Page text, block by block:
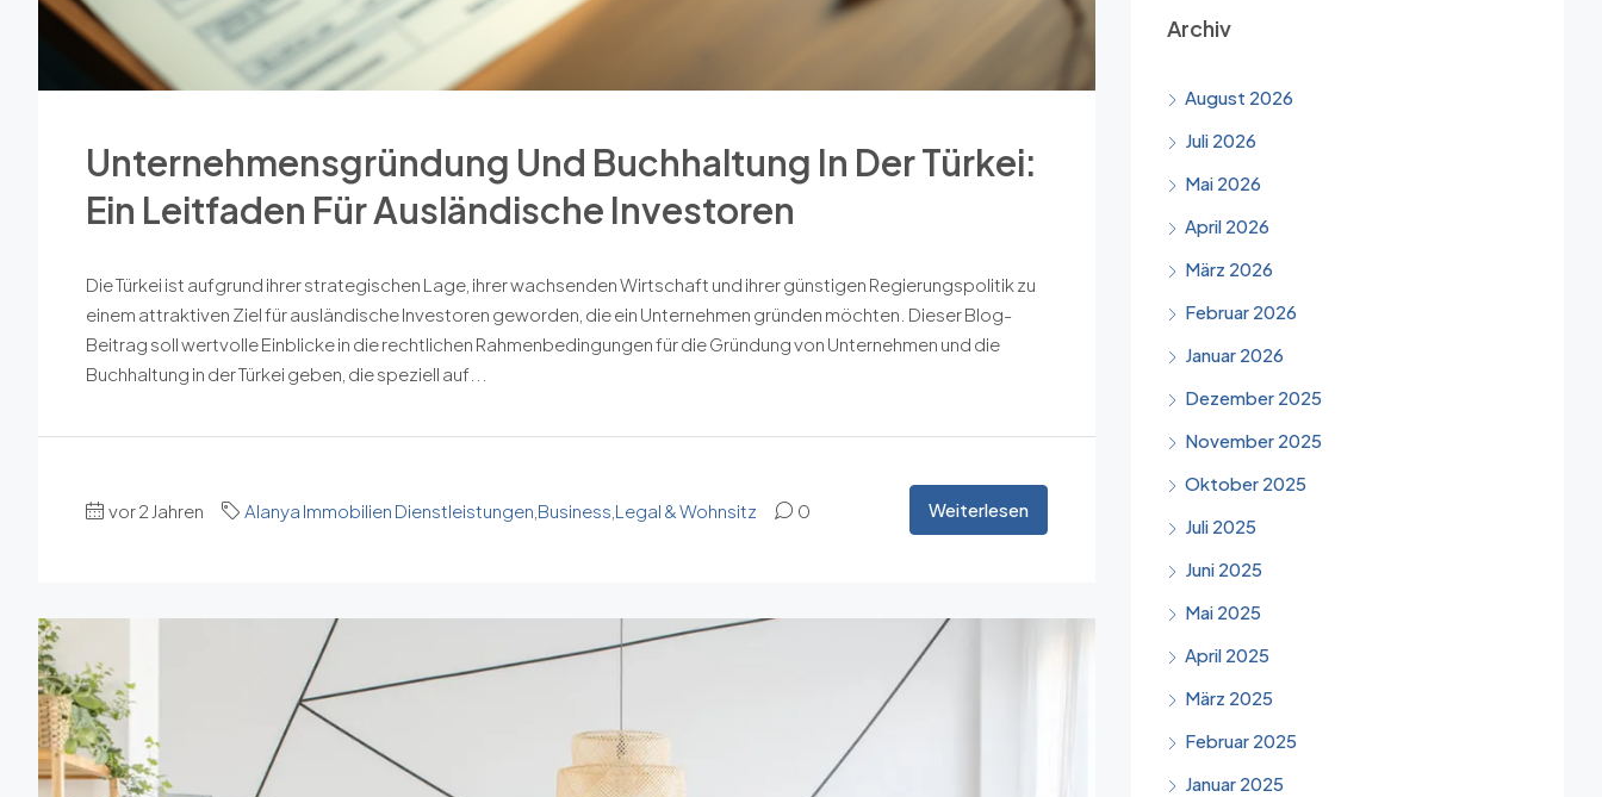
Unternehmensgründung Und Buchhaltung In Der Türkei:
Ein Leitfaden Für Ausländische Investoren
Die Türkei ist aufgrund ihrer strategischen Lage, ihrer wachsenden Wirtschaft und ihrer günstigen Regierungspolitik zu
einem attraktiven Ziel für ausländische Investoren geworden, die ein Unternehmen gründen möchten. Dieser Blog-
Beitrag soll wertvolle Einblicke in die rechtlichen Rahmenbedingungen für die Gründung von Unternehmen und die
Buchhaltung in der Türkei geben, die speziell auf...
vor 2 Jahren Alanya Immobilien Dienstleistungen Business Legal & Wohnsitz 0 Weiterlesen
Archiv
August 2026
Juli 2026
Mai 2026
April 2026
März 2026
Februar 2026
Januar 2026
Dezember 2025
November 2025
Oktober 2025
Juli 2025
Juni 2025
Mai 2025
April 2025
März 2025
Februar 2025
Januar 2025